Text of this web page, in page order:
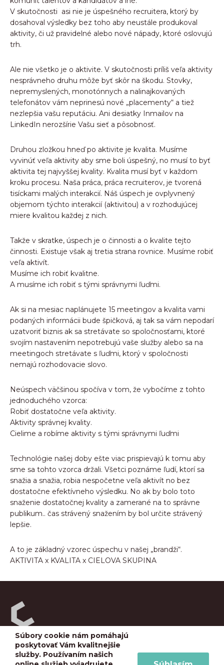
V skutočnosti asi nie je úspešného recruitera, ktorý by
dosahoval výsledky bez toho aby neustále produkoval
aktivity, či už pravidelné alebo nové nápady, ktoré oslovujú
trh.
Ale nie všetko je o aktivite. V skutočnosti príliš veľa aktivity
nesprávneho druhu môže byť skôr na škodu. Stovky,
nepremyslených, monotónnych a nalinajkovaných
telefonátov vám neprinesú nové „placementy“ a tiež
nezlepšia vašu reputáciu. Ani desiatky Inmailov na
LinkedIn nerozšírie Vašu sieť a pôsobnosť.
Druhou zložkou hneď po aktivite je kvalita. Musíme
vyvinúť veľa aktivity aby sme boli úspešný, no musí to byť
aktivita tej najvyššej kvality. Kvalita musí byť v každom
kroku procesu. Naša práca, práca recruiterov, je tvorená
tisíckami malých interakcií. Náš úspech je ovplyvnený
objemom týchto interakcií (aktivitou) a v rozhodujúcej
miere kvalitou každej z nich.
Takže v skratke, úspech je o činnosti a o kvalite tejto
činnosti. Existuje však aj tretia strana rovnice. Musíme robiť
veľa aktivít.
Musíme ich robiť kvalitne.
A musíme ich robiť s tými správnymi ľuďmi.
Ak si na mesiac naplánujete 15 meetingov a kvalita vami
podaných informácii bude špičková, aj tak sa vám nepodarí
uzatvoriť biznis ak sa stretávate so spoločnosťami, ktoré
svojím nastavením nepotrebujú vaše služby alebo sa na
meetingoch stretávate s ľuďmi, ktorý v spoločnosti
nemajú rozhodovacie slovo.
Neúspech väčšinou spočíva v tom, že vybočíme z tohto
jednoduchého vzorca:
Robiť dostatočne veľa aktivity.
Aktivity správnej kvality.
Cielime a robíme aktivity s tými správnymi ľuďmi
Technológie našej doby ešte viac prispievajú k tomu aby
sme sa tohto vzorca držali. Všetci poznáme ľudí, ktorí sa
snažia a snažia, robia nespočetne veľa aktivít no bez
dostatočne efektívneho výsledku. No ak by bolo toto
snaženie dostatočnej kvality a zamerané na to správne
publikum.. čas strávený snažením by bol určite strávený
lepšie.
A to je základný vzorec úspechu v našej „brandži“.
AKTIVITA x KVALITA x CIELOVA SKUPINA
RecruLab s.r.o.
Konventná 9, 811 03 Bratislava
Súbory cookie nám pomáhajú
poskytovať Vám kvalitnejšie
služby. Používaním našich